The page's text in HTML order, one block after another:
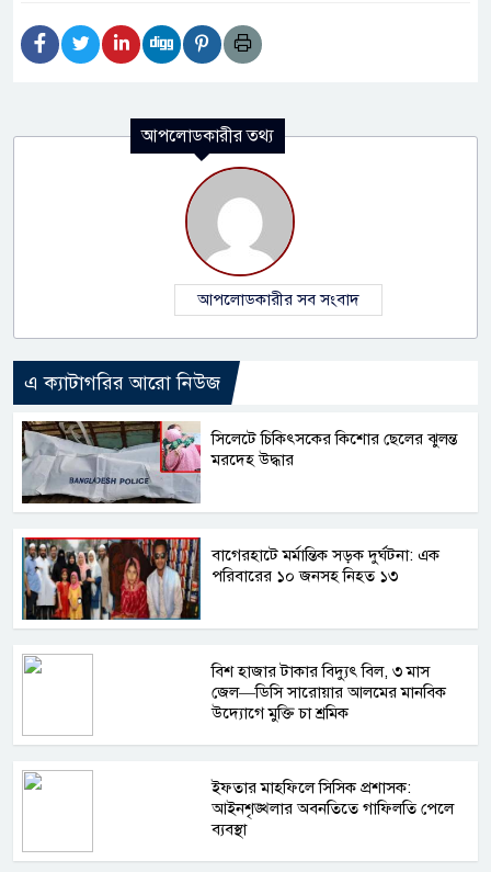
আপলোডকারীর তথ্য
আপলোডকারীর সব সংবাদ
এ ক্যাটাগরির আরো নিউজ
সিলেটে চিকিৎসকের কিশোর ছেলের ঝুলন্ত
মরদেহ উদ্ধার
বাগেরহাটে মর্মান্তিক সড়ক দুর্ঘটনা: এক
পরিবারের ১০ জনসহ নিহত ১৩
বিশ হাজার টাকার বিদ্যুৎ বিল, ৩ মাস
জেল—ডিসি সারোয়ার আলমের মানবিক
উদ্যোগে মুক্তি চা শ্রমিক
ইফতার মাহফিলে সিসিক প্রশাসক:
আইনশৃঙ্খলার অবনতিতে গাফিলতি পেলে
ব্যবস্থা